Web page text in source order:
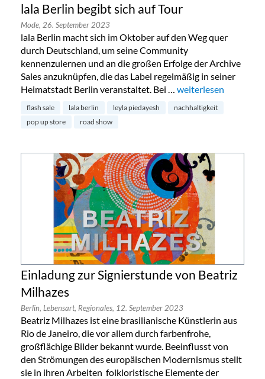
lala Berlin begibt sich auf Tour
Mode, 26. September 2023
lala Berlin macht sich im Oktober auf den Weg quer
durch Deutschland, um seine Community
kennenzulernen und an die großen Erfolge der Archive
Sales anzuknüpfen, die das Label regelmäßig in seiner
Heimatstadt Berlin veranstaltet. Bei … „lala Berlin begibt
weiterlesen
flash sale lala berlin leyla piedayesh
nachhaltigkeit
pop up store
road show
Einladung zur Signierstunde von Beatriz
Milhazes
Berlin, Lebensart, Regionales, 12. September 2023
Beatriz Milhazes ist eine brasilianische Künstlerin aus
Rio de Janeiro, die vor allem durch farbenfrohe,
großflächige Bilder bekannt wurde. Beeinflusst von
den Strömungen des europäischen Modernismus stellt
sie in ihren Arbeiten folkloristische Elemente der